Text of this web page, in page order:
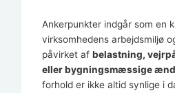
Ankerpunkter indgår som en
virksomhedens arbejdsmiljø
påvirket af belastning,
eller bygningsmæssige
forhold er ikke altid synlige i